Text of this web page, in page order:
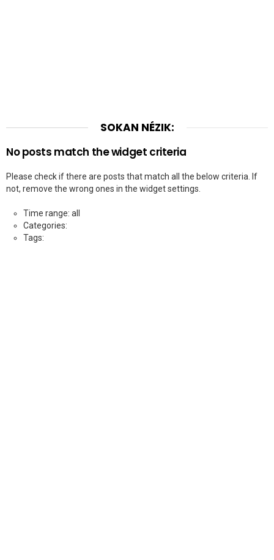
SOKAN NÉZIK:
No posts match the widget criteria
Please check if there are posts that match all the below criteria. If
not, remove the wrong ones in the widget settings.
Time range: all
Categories:
Tags: